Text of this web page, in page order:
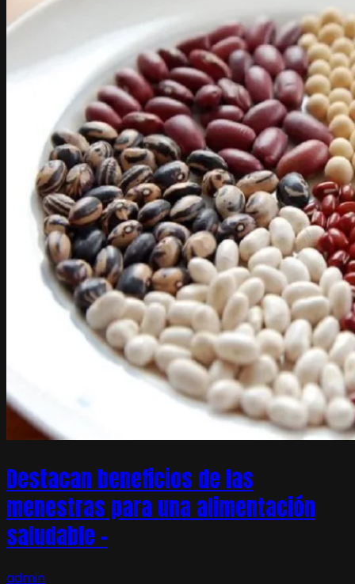
Destacan beneficios de las
menestras para una alimentación
saludable –
admin